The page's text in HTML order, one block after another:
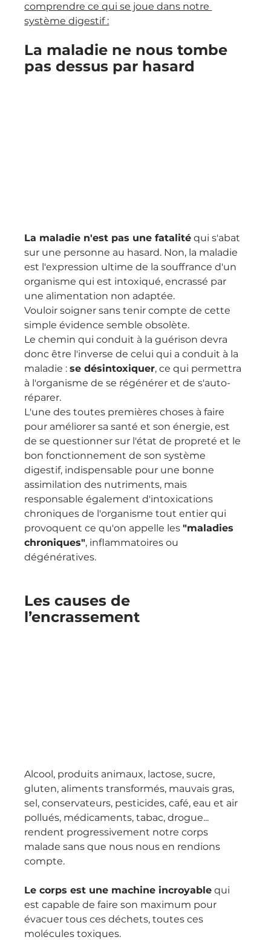
comprendre ce qui se joue dans notre
système digestif :
La maladie ne nous tombe
pas dessus par hasard
La maladie n'est pas une fatalité qui s'abat
sur une personne au hasard. Non, la maladie
est l'expression ultime de la souffrance d'un
organisme qui est intoxiqué, encrassé par
une alimentation non adaptée.
Vouloir soigner sans tenir compte de cette
simple évidence semble obsolète.
Le chemin qui conduit à la guérison devra
donc être l'inverse de celui qui a conduit à la
maladie : se désintoxiquer, ce qui permettra
à l'organisme de se régénérer et de s'auto-
réparer.
L'une des toutes premières choses à faire
pour améliorer sa santé et son énergie, est
de se questionner sur l'état de propreté et le
bon fonctionnement de son système
digestif, indispensable pour une bonne
assimilation des nutriments, mais
responsable également d'intoxications
chroniques de l'organisme tout entier qui
provoquent ce qu'on appelle les "maladies
chroniques", inflammatoires ou
dégénératives.
Les causes de
l’encrassement
Alcool, produits animaux, lactose, sucre,
gluten, aliments transformés, mauvais gras,
sel, conservateurs, pesticides, café, eau et air
pollués, médicaments, tabac, drogue...
rendent progressivement notre corps
malade sans que nous nous en rendions
compte.
Le corps est une machine incroyable qui
est capable de faire son maximum pour
évacuer tous ces déchets, toutes ces
molécules toxiques.